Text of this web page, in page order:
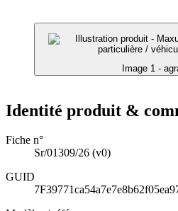
Image 1 -
Identité produit &
Fiche n°
Sr/01309/26 (v0)
GUID